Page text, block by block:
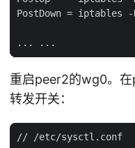
PostDown = iptables -
重启peer2的wg0。
转发开关：
// /etc/sysctl.conf